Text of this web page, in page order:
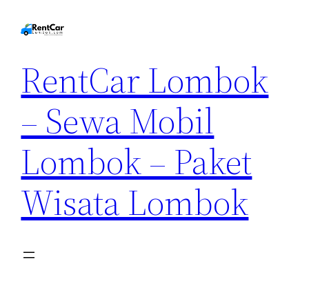
RentCar Lombok
– Sewa Mobil
Lombok – Paket
Wisata Lombok